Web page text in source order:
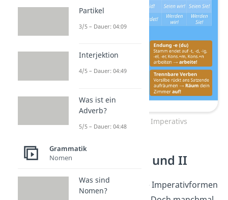
Bildung des Imperativs
Konjunktiv I und II
Du kennst jetzt die Imperativformen
Partikel
3/5 – Dauer: 04:09
Interjektion
4/5 – Dauer: 04:49
Was ist ein
Adverb?
5/5 – Dauer: 04:48
Grammatik
Nomen
Was sind
Nomen?